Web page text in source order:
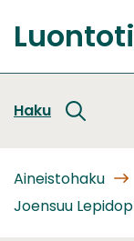
sisältöön
Etusivu
Haku
Aineistohaku
Joensuu